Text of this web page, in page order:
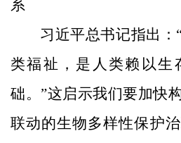
系
习近平总书记指出：
类福祉，是人类赖以生
础。”这启示我们要加快
联动的生物多样性保护